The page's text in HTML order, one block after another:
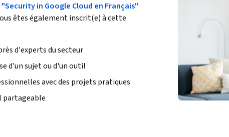
in Google Cloud en Français"
êtes également inscrit(e) à cette
d'experts du secteur
d'un sujet ou d'un outil
avec des projets pratiques
partageable